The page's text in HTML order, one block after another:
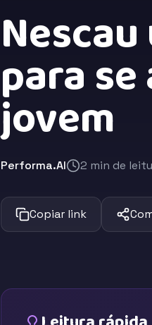
para
jovem
Performa.AI 2 min de
Copiar link